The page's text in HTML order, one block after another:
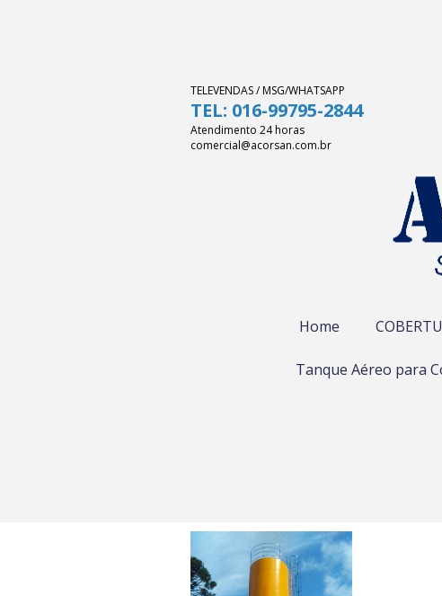
TELEVENDAS / MSG/WHATSAPP
TEL: 016-99795-2844
Atendimento 24 horas
comercial@acorsan.com.br
Home
Tanque Aéreo para